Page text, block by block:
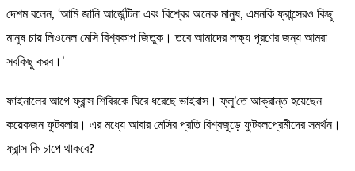
দেশম বলেন, ‘আমি জানি আর্জেন্টিনা এবং বিশ্বের অনেক মানুষ, এমনকি ফ্রান্সেরও কিছু
মানুষ চায় লিওনেল মেসি বিশ্বকাপ জিতুক। তবে আমাদের লক্ষ্য পূরণের জন্য আমরা
সবকিছু করব।’
ফাইনালের আগে ফ্রান্স শিবিরকে ঘিরে ধরেছে ভাইরাস। ফ্লু’তে আক্রান্ত হয়েছেন
কয়েকজন ফুটবলার। এর মধ্যে আবার মেসির প্রতি বিশ্বজুড়ে ফুটবলপ্রেমীদের সমর্থন।
ফ্রান্স কি চাপে থাকবে?